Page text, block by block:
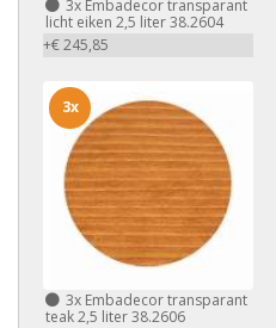
3x Embadecor transparant
licht eiken 2,5 liter 38.2604
+€ 245,85
3x Embadecor transparant
teak 2,5 liter 38.2606
3x